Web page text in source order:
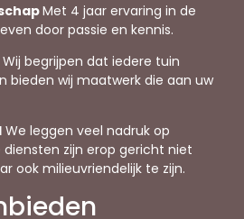
Met 4 jaar ervaring in de
door passie en kennis.
Wij begrijpen dat iedere tuin
bieden wij maatwerk die aan uw
We leggen veel nadruk op
diensten zijn erop gericht niet
ook milieuvriendelijk te zijn.